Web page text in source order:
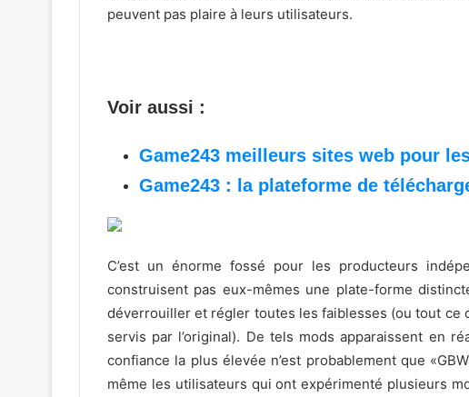
peuvent pas plaire à leurs utilisateurs.
Voir aussi :
Game243 meilleurs sites web pour
Game243 : la plateforme de
C’est un énorme fossé pour les producteurs
construisent pas eux-mêmes une plate-forme
déverrouiller et régler toutes les faiblesses (ou tout ce
servis par l’original). De tels mods apparaissent en
confiance la plus élevée n’est probablement que
même les utilisateurs qui ont expérimenté plusieurs